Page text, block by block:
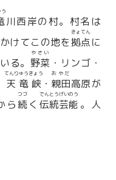
川西岸の村。村名は
けてこの地を拠点
きょてん
に
る。 野菜
やさい
・リンゴ・
天竜峡
てんりゅうきょう
・ 親田
おやだ
高原が
ら続
つづ
く 伝統芸能
でんとうげいのう
。人